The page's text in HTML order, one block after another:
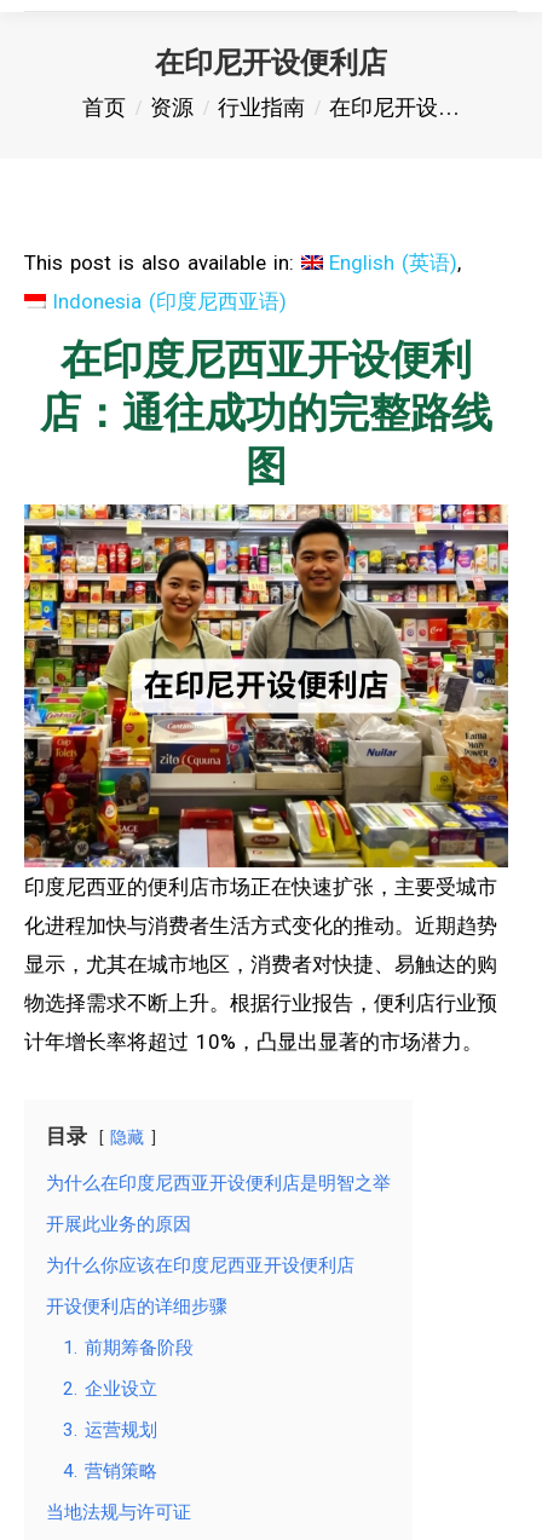
在印尼开设便利店
您在这里：
首页 资源 行业指南 在印尼开设…
This post is also available in: English (英语)
Indonesia (印度尼西亚语)
在印度尼西亚开设便利
店：通往成功的完整路线
图
印度尼西亚的便利店市场正在快速扩张，主要受城市
化进程加快与消费者生活方式变化的推动。近期趋势
显示，尤其在城市地区，消费者对快捷、易触达的购
物选择需求不断上升。根据行业报告，便利店行业预
计年增长率将超过 10%，凸显出显著的市场潜力。
目录 隐藏
为什么在印度尼西亚开设便利店是明智之举
开展此业务的原因
为什么你应该在印度尼西亚开设便利店
开设便利店的详细步骤
1. 前期筹备阶段
2. 企业设立
3. 运营规划
4. 营销策略
当地法规与许可证